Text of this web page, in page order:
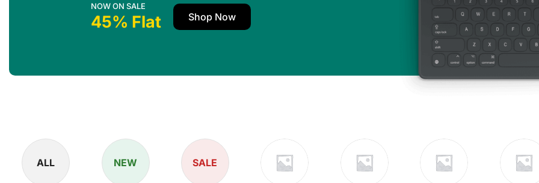
NOW ON SALE
45% Flat Shop Now
ALL NEW SALE